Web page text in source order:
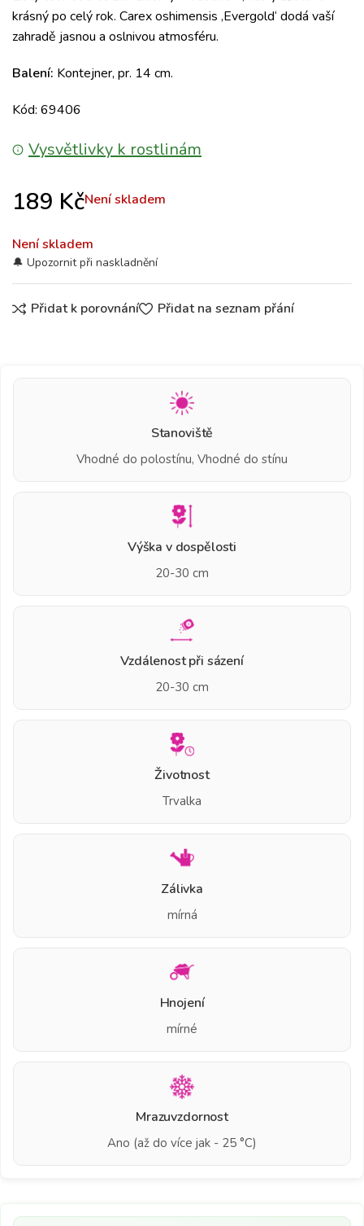
krásný po celý rok. Carex oshimensis ‚Evergold‘ dodá vaší
zahradě jasnou a oslnivou atmosféru.
Balení: Kontejner, pr. 14 cm.
Kód: 69406
Vysvětlivky k rostlinám
189 KčNení skladem
Není skladem
Přidat k porovnání Přidat na seznam přání
Stanoviště
Vhodné do polostínu, Vhodné do stínu
Výška v dospělosti
20-30 cm
Vzdálenost při sázení
20-30 cm
Životnost
Trvalka
Zálivka
mírná
Hnojení
mírné
Mrazuvzdornost
Ano (až do více jak - 25 °C)